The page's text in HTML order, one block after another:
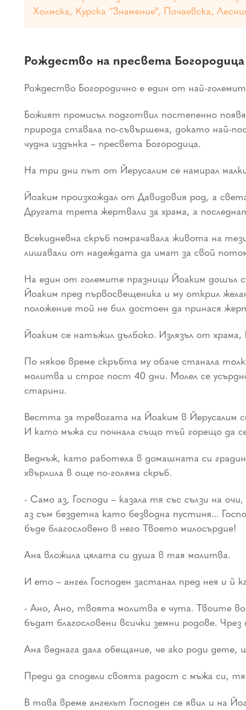
Холмска, Курска “Знамение”, Почаевска,
Рождество на пресвета Богородица
Рождество Богородично е един от най-
Божият промисъл подготвил постепенно
природа ставала по-съвършена, докато най-
чудна издънка – пресвета Богородица.
На три дни път от Йерусалим се намирал
Йоаким произхождал от Давидовия род, а
Другата трета жертвали за храма, а
Всекидневна скръб помрачавала живота на
лишавали от надеждата да имат за свой
На един от големите празници Йоаким дошъл
Йоаким пред първосвещеника и му открил
положение той не бил достоен да принася
Йоаким се натъжил дълбоко. Излязъл от
По някое време скръбта му обаче станала
молитва и строг пост 40 дни. Молел се
старини.
Вестта за тревогата на Йоаким в Йерусалим
И като мъжа си почнала също тъй горещо да
Веднъж, като работела в домашната си
хвърлила в още по-голяма скръб.
- Само аз, Господи – казала тя със сълзи на
аз съм бездетна като безводна пустиня...
бъде благословено в него Твоето милосърдие!
Ана вложила цялата си душа в тая молитва.
И ето – ангел Господен застанал пред нея и й
- Ано, Ано, твоята молитва е чута. Твоите
бъдат благословени всички земни родове.
Ана веднага дала обещание, че ако роди дете,
Преди да сподели своята радост с мъжа си,
В това време ангелът Господен се явил и на